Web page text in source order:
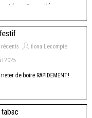
en France liés aux
ilona Lecompte
2025
de boire RAPIDEMENT!